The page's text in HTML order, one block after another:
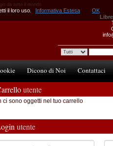
da tutto il mondo
Dicono di Noi Contattaci
utente
ci sono oggetti nel tuo carrello
utente
il loro uso. Informativa Estesa OK